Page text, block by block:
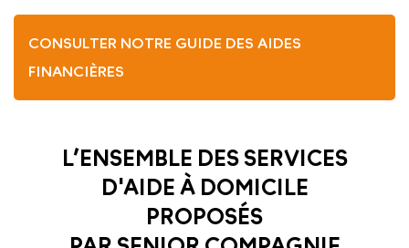
CONSULTER NOTRE GUIDE DES AIDES
FINANCIÈRES
L’ENSEMBLE DES SERVICES
D'AIDE À DOMICILE
PROPOSÉS